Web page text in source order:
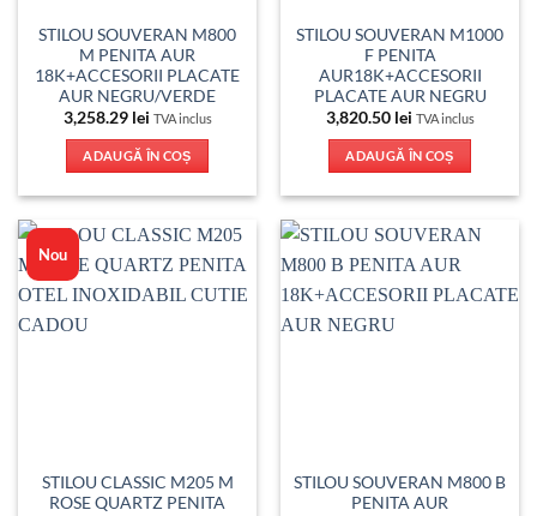
STILOU SOUVERAN M800
M PENITA AUR
18K+ACCESORII PLACATE
AUR NEGRU/VERDE
3,258.29 lei TVA inclus
ADAUGĂ ÎN COȘ
STILOU SOUVERAN M1000
F PENITA
AUR18K+ACCESORII
PLACATE AUR NEGRU
3,820.50 lei TVA inclus
ADAUGĂ ÎN COȘ
Nou
STILOU CLASSIC M205 M
ROSE QUARTZ PENITA
STILOU SOUVERAN M800 B
PENITA AUR